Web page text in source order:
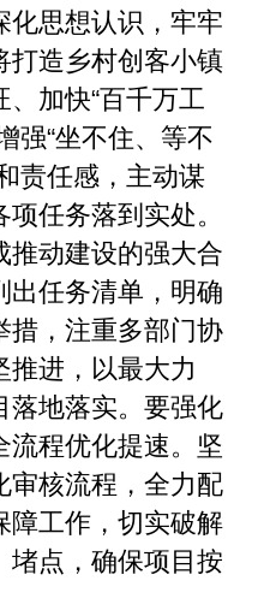
思想认识，牢牢
打造乡村创客小镇
加快“百千万工
强“坐不住、等不
责任感，主动谋
任务落到实处。
推动建设的强大合
出任务清单，明确
措，注重多部门协
推进，以最大力
落地落实。要强化
流程优化提速。坚
审核流程，全力配
障工作，切实破解
堵点，确保项目按